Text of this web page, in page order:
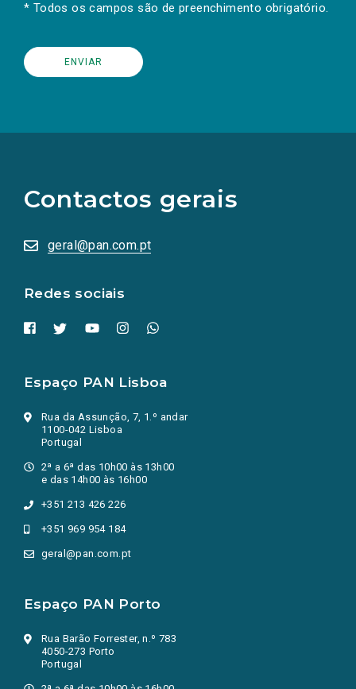
* Todos os campos são de preenchimento obrigatório.
Contactos gerais
geral@pan.com.pt
Redes sociais
redes
sociais
numa
nova
Espaço PAN Lisboa
Rua da Assunção, 7, 1.º andar
1100-042 Lisboa
Portugal
2ª a 6ª das 10h00 às 13h00
e das 14h00 às 16h00
+351 213 426 226
+351 969 954 184
geral@pan.com.pt
Espaço PAN Porto
Rua Barão Forrester, n.º 783
4050-273 Porto
Portugal